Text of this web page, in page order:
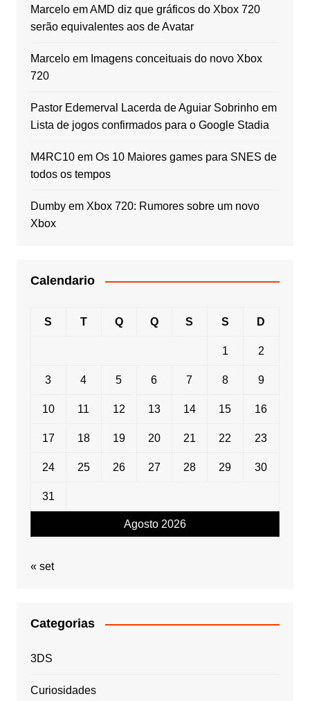
MarceloemAMD diz que gráficos do Xbox 720
serão equivalentes aos de Avatar
Marceloem Imagens conceituais do novo Xbox
720
Pastor Edemerval Lacerda de Aguiar Sobrinhoem
Lista de jogos confirmados para o Google Stadia
M4RC10em Os 10 Maiores games para SNES de
todos os tempos
Dumbyem Xbox 720: Rumores sobre um novo
Xbox
Calendario
Agosto 2026
S T Q Q S S D
1 2
3 4 5 6 7 8 9
10 11 12 13 14 15 16
17 18 19 20 21 22 23
24 25 26 27 28 29 30
31
« set
Categorias
3DS
Curiosidades